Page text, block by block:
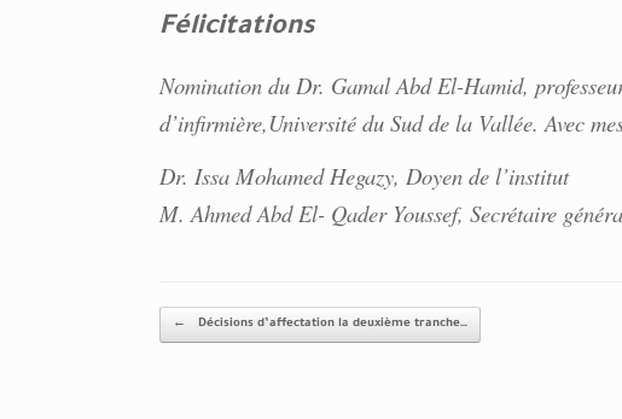
Félicitations
Nomination du Dr. Gamal Abd El-Hamid,
d’infirmière,Université du Sud de la Vallée. Avec
Dr. Issa Mohamed Hegazy, Doyen de l’institut
M. Ahmed Abd El- Qader Youssef, Secrétaire
Post navigation
← Décisions d’affectation la deuxième tranche…